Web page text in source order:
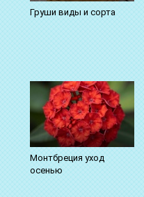
Груши виды и сорта
Монтбреция уход
осенью